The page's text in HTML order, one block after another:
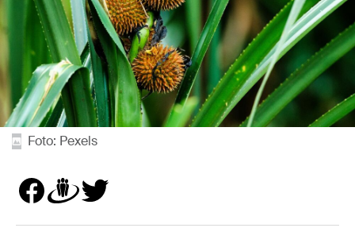
Foto: Pexels